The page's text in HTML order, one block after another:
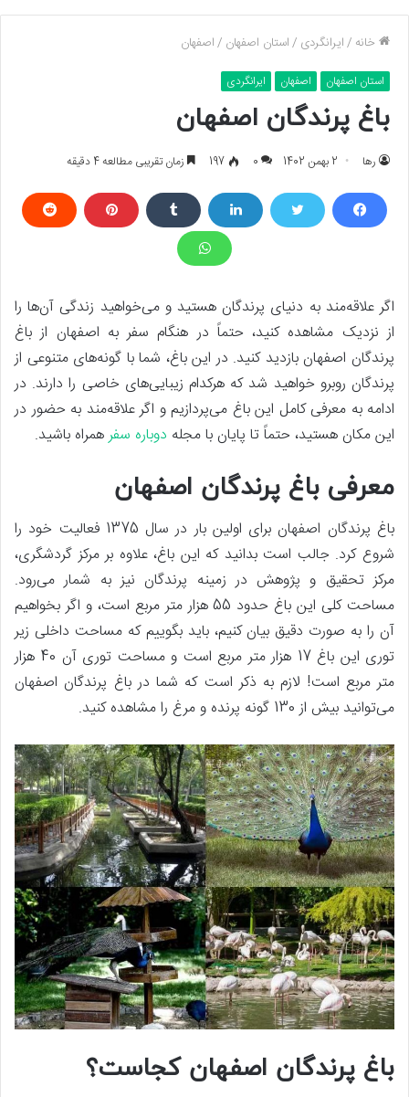
خانه /ایرانگردی /استان اصفهان /اصفهان
استان اصفهان اصفهان ایرانگردی
باغ پرندگان اصفهان
رها 2 بهمن 1402 0
197 زمان تقریبی مطالعه 4 دقیقه
اگر علاقه‌مند به دنیای پرندگان هستید و می‌خواهید زندگی آن‌ها را
از نزدیک مشاهده کنید، حتماً در هنگام سفر به اصفهان از باغ
پرندگان اصفهان بازدید کنید. در این باغ، شما با گونه‌های متنوعی از
پرندگان روبرو خواهید شد که هرکدام زیبایی‌های خاصی را دارند. در
ادامه به معرفی کامل این باغ می‌پردازیم و اگر علاقه‌مند به حضور در
این مکان هستید، حتماً تا پایان با مجله دوباره سفرهمراه باشید.
معرفی باغ پرندگان اصفهان
باغ پرندگان اصفهان برای اولین بار در سال 1375 فعالیت خود را
شروع کرد. جالب است بدانید که این باغ، علاوه بر مرکز گردشگری،
مرکز تحقیق و پژوهش در زمینه پرندگان نیز به شمار می‌رود.
مساحت کلی این باغ حدود 55 هزار متر مربع است، و اگر بخواهیم
آن را به صورت دقیق بیان کنیم، باید بگوییم که مساحت داخلی زیر
توری این باغ 17 هزار متر مربع است و مساحت توری آن 40 هزار
متر مربع است! لازم به ذکر است که شما در باغ پرندگان اصفهان
می‌توانید بیش از 130 گونه پرنده و مرغ را مشاهده کنید.
باغ پرندگان اصفهان کجاست؟